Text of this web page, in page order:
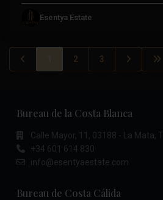
Esentya Estate
2 3
Bureau de la Costa Blanca
Calle Mayor, 11, 03188 - La Mata,
+34 601 614 830
info@esentyaestate.com
Bureau de Costa Cálida